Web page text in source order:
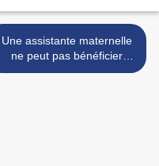
Une assistante maternelle
ne peut pas bénéficier
d’ARTT >